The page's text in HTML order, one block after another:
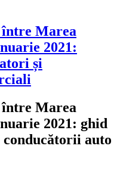
Marea
2021:
și
Marea
2021: ghid
auto